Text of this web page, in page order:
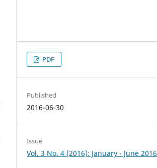
PDF
Published
2016-06-30
Issue
Vol. 3 No. 4 (2016): January - June 2016